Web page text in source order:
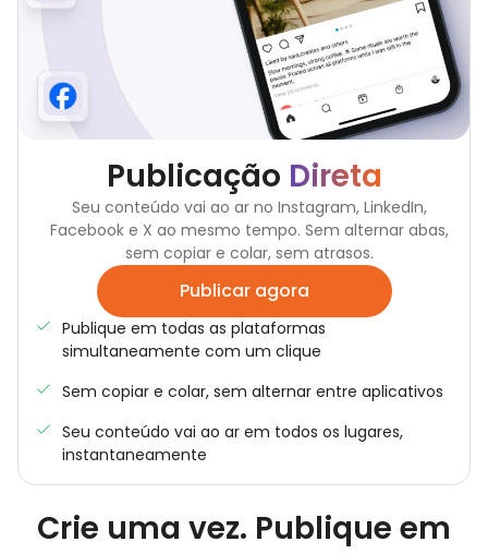
Publicação Direta
Seu conteúdo vai ao ar no Instagram, LinkedIn,
Facebook e X ao mesmo tempo. Sem alternar abas,
sem copiar e colar, sem atrasos.
Publicar agora
Publique em todas as plataformas
simultaneamente com um clique
Sem copiar e colar, sem alternar entre aplicativos
Seu conteúdo vai ao ar em todos os lugares,
instantaneamente
Crie uma vez. Publique em